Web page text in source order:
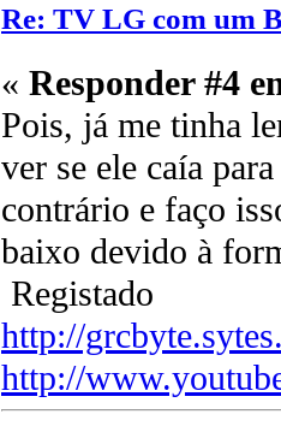
Re: TV LG com um
« Responder #4
Pois, já me tinha
ver se ele caía
contrário e faço
baixo devido à
Registado
http://
http://